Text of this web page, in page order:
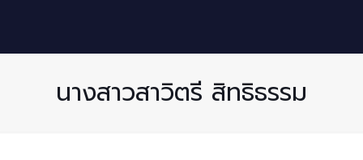
นางสาวสาวิตรี สิทธิธรรม